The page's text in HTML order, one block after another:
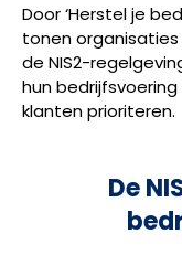
Door ‘Herstel je
tonen
de NIS2-
hun
klanten prioriteren.
De